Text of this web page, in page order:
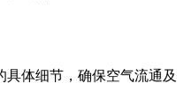
具体细节，确保空气流通及